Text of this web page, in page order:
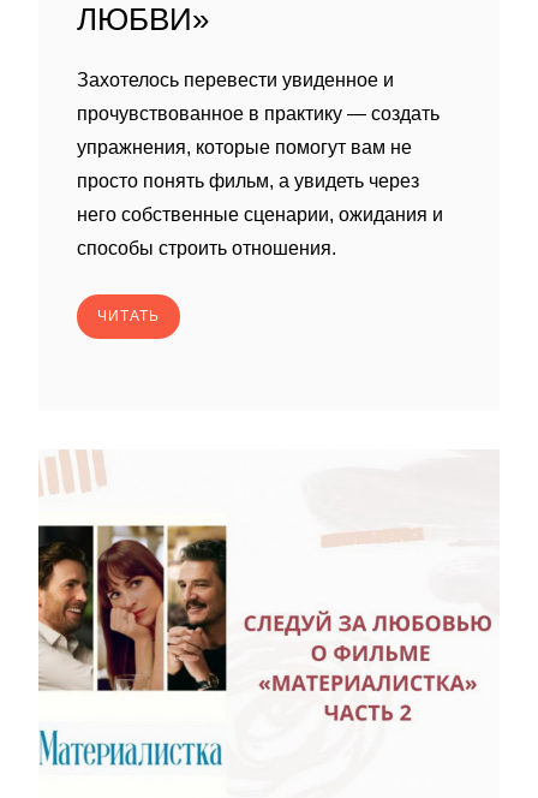
ЛЮБВИ»
Захотелось перевести увиденное и
прочувствованное в практику — создать
упражнения, которые помогут вам не
просто понять фильм, а увидеть через
него собственные сценарии, ожидания и
способы строить отношения.
ЧИТАТЬ